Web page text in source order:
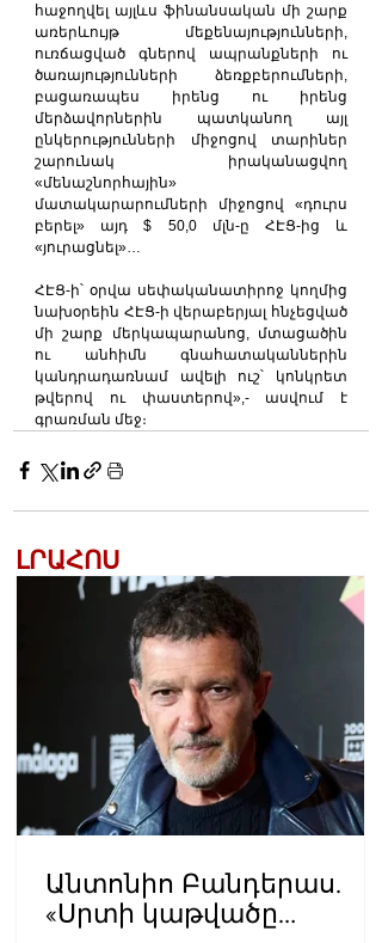
հաջողվել այլևս ֆինանսական մի շարք
առերևույթ մեքենայությունների,
ուռճացված գներով ապրանքների ու
ծառայությունների ձեռքբերումների,
բացառապես իրենց ու իրենց
մերձավորներին պատկանող այլ
ընկերությունների միջոցով տարիներ
շարունակ իրականացվող
«մենաշնորհային»
մատակարարումների միջոցով «դուրս
բերել» այդ $ 50,0 մլն-ը ՀԷՑ-ից և
«յուրացնել»…
ՀԷՑ-ի՝ օրվա սեփականատիրոջ կողմից
նախօրեին ՀԷՑ-ի վերաբերյալ հնչեցված
մի շարք մերկապարանոց, մտացածին
ու անհիմն գնահատականներին
կանդրադառնամ ավելի ուշ՝ կոնկրետ
թվերով ու փաստերով»,- ասվում է
գրառման մեջ։
ԼՐԱՀՈՍ
Անտոնիո Բանդերաս.
«Սրտի կաթվածը